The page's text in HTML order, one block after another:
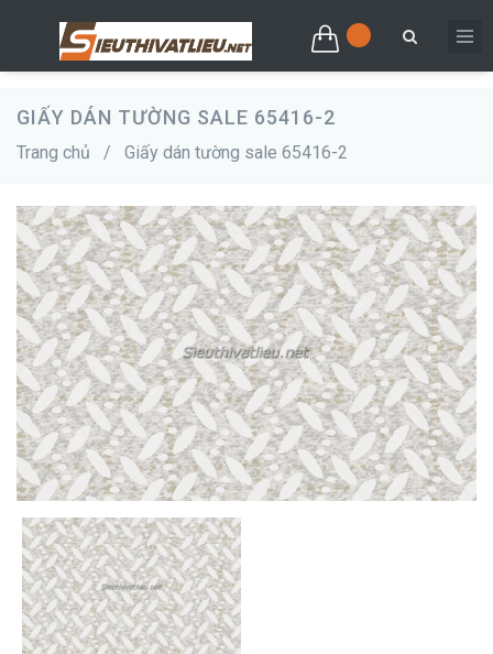
GIẤY DÁN TƯỜNG SALE 65416-2
Trang chủ / Giấy dán tường sale 65416-2